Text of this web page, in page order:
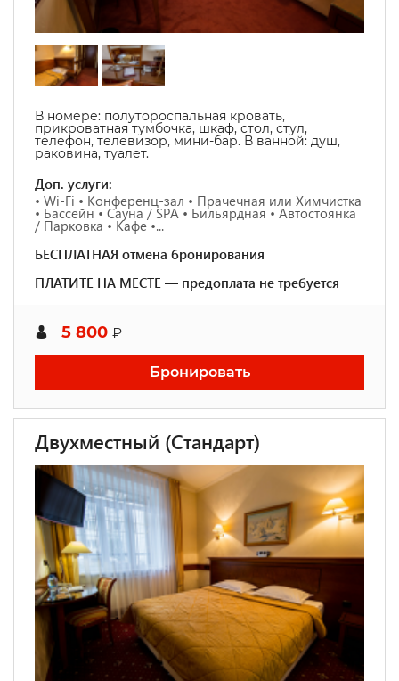
В номере: полутороспальная кровать,
прикроватная тумбочка, шкаф, стол, стул,
телефон, телевизор, мини-бар. В ванной: душ,
раковина, туалет.
Доп. услуги:
• Wi-Fi • Конференц-зал • Прачечная или Химчистка
• Бассейн • Сауна / SPA • Бильярдная • Автостоянка
/ Парковка • Кафе •...
БЕСПЛАТНАЯ отмена бронирования
ПЛАТИТЕ НА МЕСТЕ — предоплата не требуется
5 800 ₽
Бронировать
Двухместный (Стандарт)